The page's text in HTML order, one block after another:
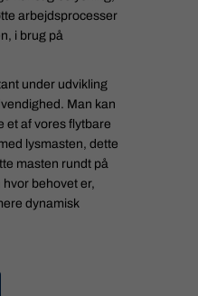
arbejdsprocesser
i brug på
under udvikling
Man kan
et af vores flytbare
lysmasten, dette
masten rundt på
behovet er,
dynamisk